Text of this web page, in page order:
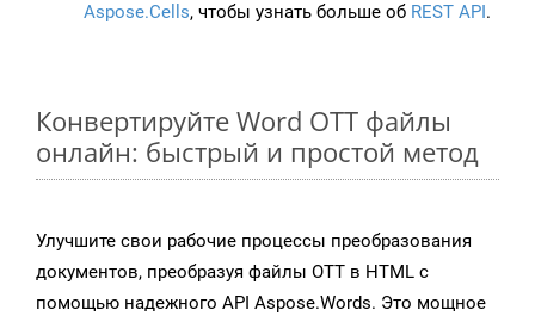
Aspose.Cells, чтобы узнать больше об REST API.
Конвертируйте Word OTT файлы
онлайн: быстрый и простой метод
Улучшите свои рабочие процессы преобразования
документов, преобразуя файлы OTT в HTML с
помощью надежного API Aspose.Words. Это мощное